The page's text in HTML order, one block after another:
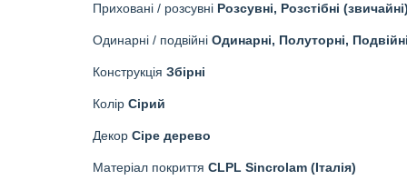
Приховані / розсувні Розсувні, Розстібні (звичайні)
Одинарні / подвійні Одинарні, Полуторні, Подвійні
Конструкція Збірні
Колір Сірий
Декор Сіре дерево
Матеріал покриття CLPL Sincrolam (Італія)